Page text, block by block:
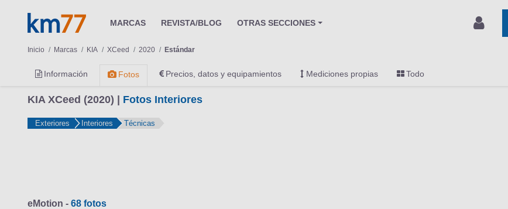
MARCAS REVISTA/BLOG OTRAS SECCIONES
Inicio Marcas KIA XCeed 2020 Estándar
Información Fotos Precios, datos y equipamientos Mediciones propias Todo
KIA XCeed (2020) | Fotos Interiores
Exteriores Interiores Técnicas
eMotion - 68 fotos